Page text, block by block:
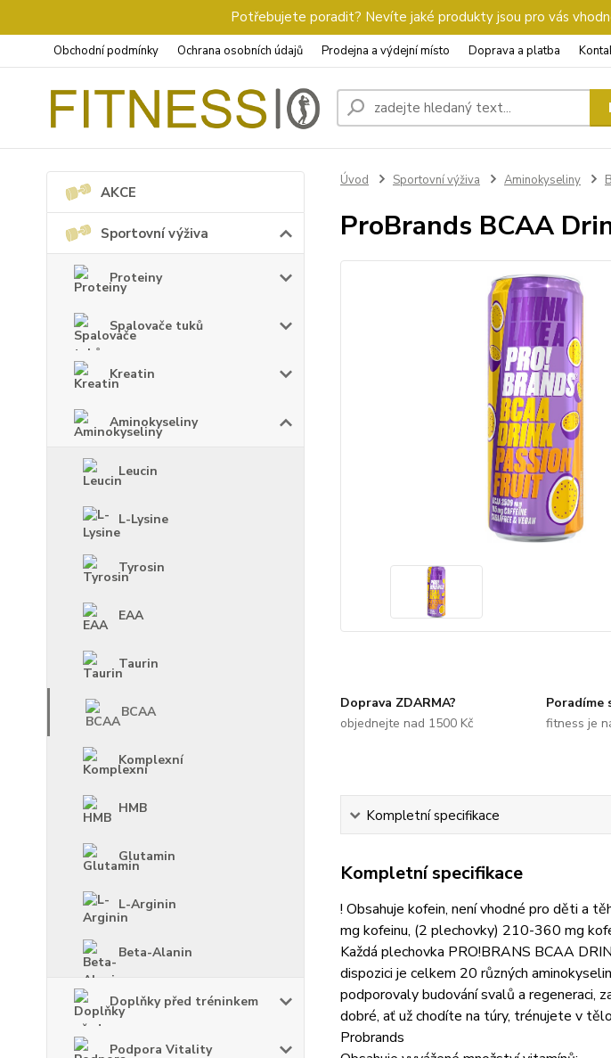
Potřebujete poradit? Nevíte jaké produkty jsou pro vás
Obchodní podmínky Ochrana osobních údajů Prodejna a výdejní místo Doprava a platba
AKCE
Sportovní výživa
Proteiny
Spalovače tuků
Kreatin
Aminokyseliny
Leucin
L-Lysine
Tyrosin
EAA
Taurin
BCAA
Komplexní
HMB
Glutamin
L-Arginin
Beta-Alanin
Doplňky před tréninkem
Podpora Vitality
Úvod Sportovní výživa Aminokyseliny
ProBrands BCAA
Doprava ZDARMA?
objednejte nad 1500 Kč
Poradíme
fitness je
Kompletní specifikace
Kompletní specifikace
! Obsahuje kofein, není vhodné pro děti a
mg kofeinu, (2 plechovky) 210-360 mg
Každá plechovka PRO!BRANS BCAA
dispozici je celkem 20 různých
podporovaly budování svalů a regeneraci,
dobré, ať už chodíte na túry, trénujete v
Probrands